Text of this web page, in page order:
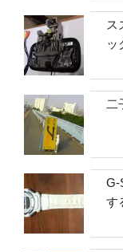
ス
ッ
二
G-
す